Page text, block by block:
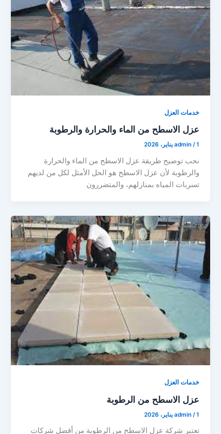
خدمات العزل
عزل الاسطح من الماء والحرارة والرطوبة
admin /1 يناير، 2026
نحب توضيح طريقة عزل الاسطح من الماء والحرارة
والرطوبة لأن عزل الاسطح هو الحل الأمثل لكل من لديهم
تسربات المياه بمنازلهم، والمتضررون
خدمات العزل
عزل الاسطح من الرطوبة
admin /1 يناير، 2026
تعتبر شركة عزل الاسطح من الرطوبة من أفضل شركات